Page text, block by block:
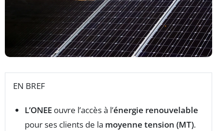
EN BREF
L’ONEE ouvre l’accès à l’énergie renouvelable
pour ses clients de la moyenne tension (MT).